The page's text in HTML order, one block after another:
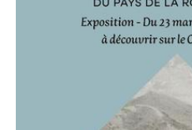
Pour la saison 2026, le bastion
l'exposition de l'Ecomusée de
Pays de l'eau"